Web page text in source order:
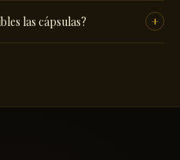
consecutivos. Puedes
antes de eso.
las cápsulas? +